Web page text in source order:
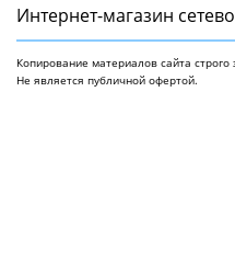
Интернет-магазин
Копирование материалов сайта
Не является публичной офертой.